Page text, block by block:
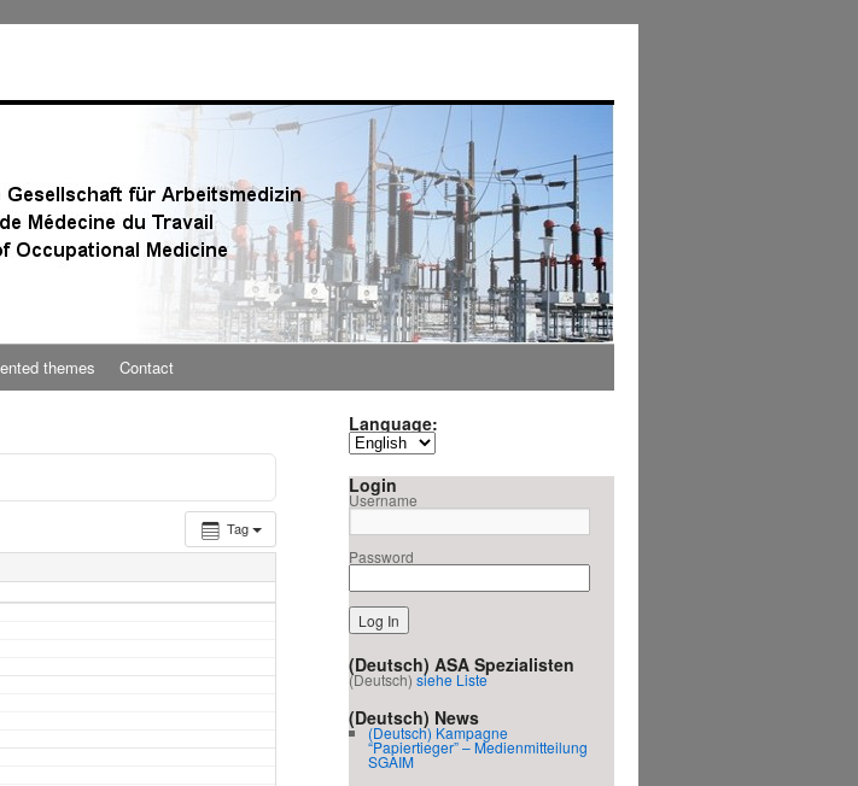
themes Contact
Tag
Language:
Login
Username
Password
(Deutsch) ASA Spezialisten
(Deutsch) siehe Liste
(Deutsch) News
(Deutsch) Kampagne
“Papiertieger” – Medienmitteilung
SGAIM